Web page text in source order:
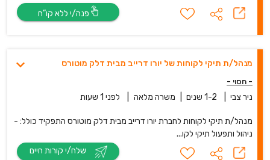
מנהל/ת תיקי לקוחות של יורו דרייב מבית דלק מוטורס
- חסוי -
ניר צבי 1-2 שנים משרה מלאה לפני 1 שעות
מנהל/ת תיקי לקוחות לחברת יורו דרייב מבית דלק מוטורס התפקיד כולל: -
ניהול ותפעול תיקי לקו...